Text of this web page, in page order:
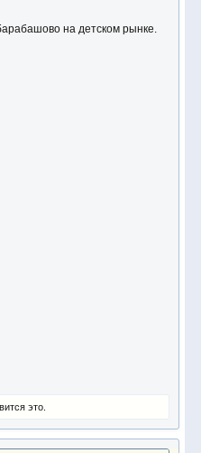
на детском рынке.
это.